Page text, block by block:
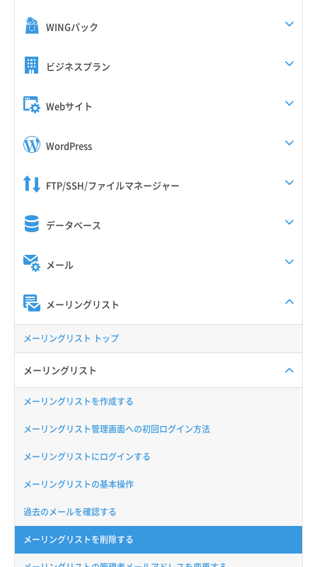
WINGパック
ビジネスプラン
Webサイト
WordPress
FTP/SSH/ファイルマネージャー
データベース
メール
メーリングリスト
メーリングリスト トップ
メーリングリスト
メーリングリストを作成する
メーリングリスト管理画面への初回ログイン方法
メーリングリストにログインする
メーリングリストの基本操作
過去のメールを確認する
メーリングリストを削除する